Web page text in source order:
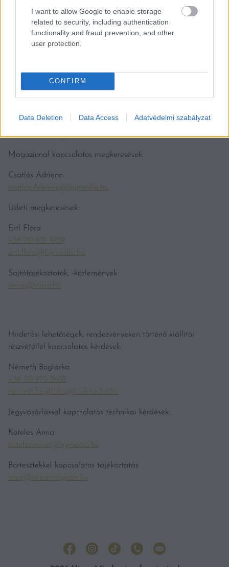
I want to allow Google to enable storage
related to security, including authentication
functionality and fraud prevention, and other
user protection.
CONFIRM
Data Deletion Data Access Adatvédelmi szabályzat
SZOLGÁLTATÁSAINK
Borcsomagjaink
Rendezvény jegyek
Vince Klubbal kapcsolatos kérdések:
+36 30 474 5558
Magazinnal kapcsolatos megkeresések:
Csatlós Adrienn
csatlos.Adrienn@hgmedia.hu
Üzleti megkeresések:
Ertl Flóra
+36 70 601 1929
ertl.flora@hgmedia.hu
Sajtótájékoztatók, -közlemények
vince@vince.hu
Hirdetési lehetőségek, rendezvényeken történő kiállítói
részvétellel kapcsolatos kérdések:
Németh Boglárka
+36 30 975 2652
nemeth.boglarka@kodmedia.hu
Jegyvásárlással kapcsolatos technikai kérdések:
Köteles Anna
koteles.anna@hgmedia.hu
Bortesztekkel kapcsolatos tájékoztatás
teszt@vincemagazin.hu